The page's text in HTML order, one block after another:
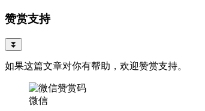
赞赏支持
⏬
如果这篇文章对你有帮助，欢迎赞赏支持。
微信